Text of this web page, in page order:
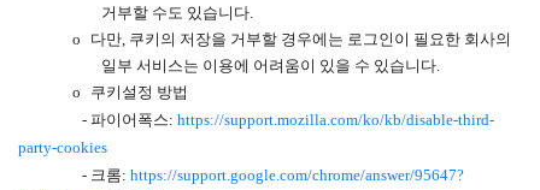
거부할 수도 있습니다
o
다만 쿠키의 저장을 거부할 경우에는 로그인이 필요한 회사의
일부 서비스는 이용에 어려움이 있을 수 있습니다
o
쿠키설정 방법
-파이어폭스:https://support.mozilla.com/ko/kb/disable-third-
party-cookies
- 크롬:https://support.google.com/chrome/answer/95647?